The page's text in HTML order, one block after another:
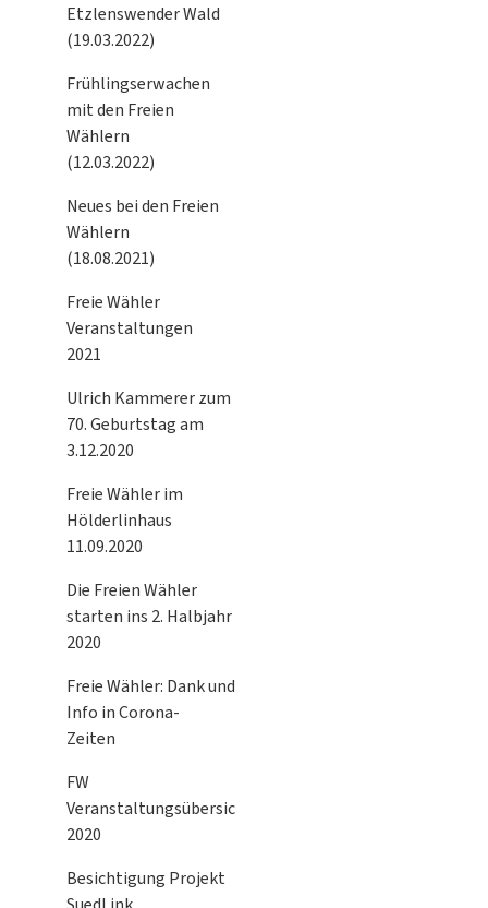
Etzlenswender Wald
(19.03.2022)
Frühlingserwachen
mit den Freien
Wählern
(12.03.2022)
Neues bei den Freien
Wählern
(18.08.2021)
Freie Wähler
Veranstaltungen
2021
Ulrich Kammerer zum
70. Geburtstag am
3.12.2020
Freie Wähler im
Hölderlinhaus
11.09.2020
Die Freien Wähler
starten ins 2. Halbjahr
2020
Freie Wähler: Dank und
Info in Corona-
Zeiten
FW
Veranstaltungsübersicht
2020
Besichtigung Projekt